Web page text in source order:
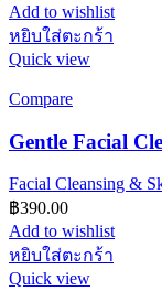
Add to wishlist
หยิบใส่ตะกร้า
Quick view
Compare
Gentle Facial
Facial Cleansing &
฿390.00
Add to wishlist
หยิบใส่ตะกร้า
Quick view